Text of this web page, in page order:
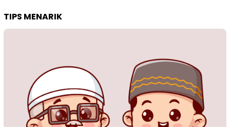
TIPS MENARIK